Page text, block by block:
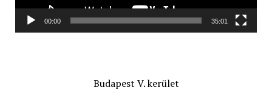
00:00 35:01
Budapest V. kerület